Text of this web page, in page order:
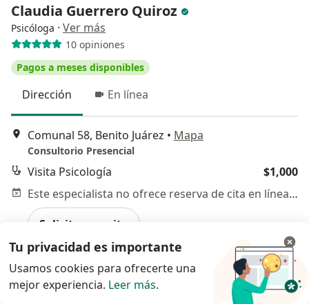
Claudia Guerrero Quiroz
Psicóloga · Ver más
10 opiniones
Pagos a meses disponibles
Dirección En línea
Comunal 58, Benito Juárez • Mapa
Consultorio Presencial
Visita Psicología
$1,000
Este especialista no ofrece reserva de cita en línea en esta dirección.
Solicita una cita
Tu privacidad es importante
Usamos cookies para ofrecerte una
mejor experiencia. Leer más.